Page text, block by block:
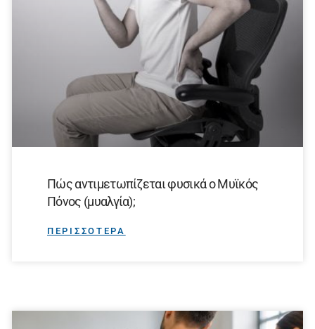
Πώς αντιμετωπίζεται φυσικά ο Μυϊκός
Πόνος (μυαλγία);
ΠΕΡΙΣΣΟΤΕΡΑ